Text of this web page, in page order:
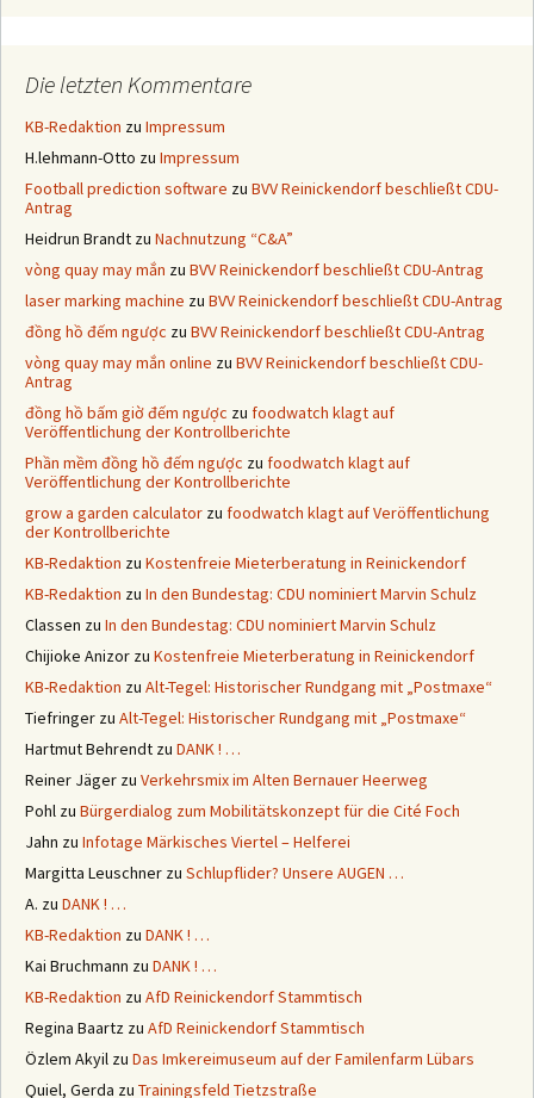
Die letzten Kommentare
KB-Redaktion zu Impressum
H.lehmann-Otto zu Impressum
Football prediction software zu BVV Reinickendorf beschließt CDU-
Antrag
Heidrun Brandt zu Nachnutzung “C&A”
vòng quay may mắn zu BVV Reinickendorf beschließt CDU-Antrag
laser marking machine zu BVV Reinickendorf beschließt CDU-Antrag
đồng hồ đếm ngược zu BVV Reinickendorf beschließt CDU-Antrag
vòng quay may mắn online zu BVV Reinickendorf beschließt CDU-
Antrag
đồng hồ bấm giờ đếm ngược zu foodwatch klagt auf
Veröffentlichung der Kontrollberichte
Phần mềm đồng hồ đếm ngược zu foodwatch klagt auf
Veröffentlichung der Kontrollberichte
grow a garden calculator zu foodwatch klagt auf Veröffentlichung
der Kontrollberichte
KB-Redaktion zu Kostenfreie Mieterberatung in Reinickendorf
KB-Redaktion zu In den Bundestag: CDU nominiert Marvin Schulz
Classen zu In den Bundestag: CDU nominiert Marvin Schulz
Chijioke Anizor zu Kostenfreie Mieterberatung in Reinickendorf
KB-Redaktion zu Alt-Tegel: Historischer Rundgang mit „Postmaxe“
Tiefringer zu Alt-Tegel: Historischer Rundgang mit „Postmaxe“
Hartmut Behrendt zu DANK ! …
Reiner Jäger zu Verkehrsmix im Alten Bernauer Heerweg
Pohl zu Bürgerdialog zum Mobilitätskonzept für die Cité Foch
Jahn zu Infotage Märkisches Viertel – Helferei
Margitta Leuschner zu Schlupflider? Unsere AUGEN …
A. zu DANK ! …
KB-Redaktion zu DANK ! …
Kai Bruchmann zu DANK ! …
KB-Redaktion zu AfD Reinickendorf Stammtisch
Regina Baartz zu AfD Reinickendorf Stammtisch
Özlem Akyil zu Das Imkereimuseum auf der Familenfarm Lübars
Quiel, Gerda zu Trainingsfeld Tietzstraße